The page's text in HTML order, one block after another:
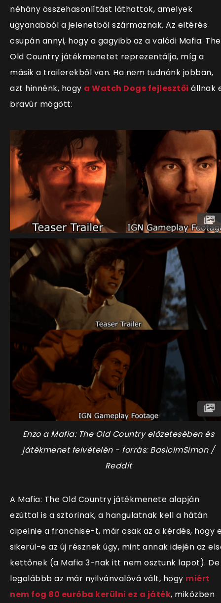
néhány összehasonlítást láthattok, amelyek
ugyanabból a jelenetből származnak. Az eltérés
csupán annyi, hogy a gagyibb az a valódi Mafia: The
Old Country játékmenetet reprezentálja, míg a
másik a trailerekből van. Ha nem tudnánk jobban,
azt hinnénk, hogy a Watch Dogs fejlesztői állnak
bravúr mögött:
Enzo a Mafia: The Old Country előzetesében és
játékmenet felvételén - forrás: BasicImSimon /
Reddit
A Mafia: The Old Country játékmenete alapján
ezúttal is a sztorinak, a hangulatnak kell a hátán
cipelnie a franchise-t, már csak az a kérdés, hogy
sikerül-e az új résznek úgy, mint annak idején az
kettőnek (a Mafia 3-nak itt nem osztunk lapot). De
legalábbb az már nyilvánvalóvá vált, hogy miért
nem fog 80 euróba kerülni ez a játék, miközben